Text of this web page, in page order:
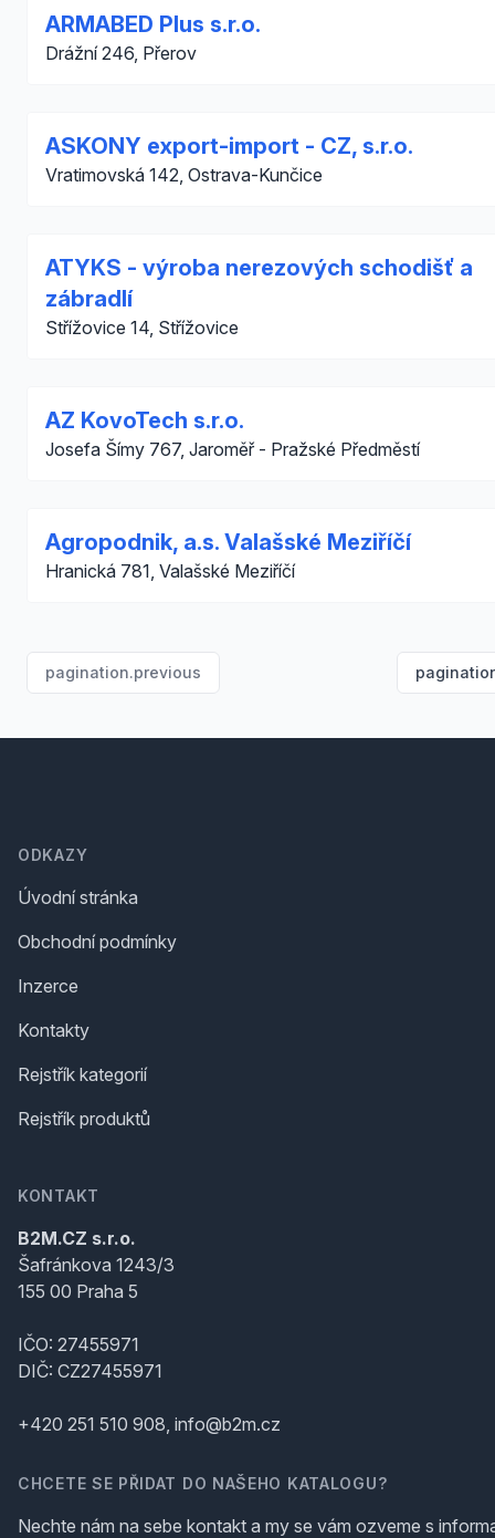
ARMABED Plus s.r.o.
Drážní 246, Přerov
ASKONY export-import - CZ, s.r.o.
Vratimovská 142, Ostrava-Kunčice
ATYKS - výroba nerezových schodišť a
zábradlí
Střížovice 14, Střížovice
AZ KovoTech s.r.o.
Josefa Šímy 767, Jaroměř - Pražské Předměstí
Agropodnik, a.s. Valašské Meziříčí
Hranická 781, Valašské Meziříčí
pagination.previous
ODKAZY
Úvodní stránka
Obchodní podmínky
Inzerce
Kontakty
Rejstřík kategorií
Rejstřík produktů
KONTAKT
B2M.CZ s.r.o.
Šafránkova 1243/3
155 00 Praha 5
IČO: 27455971
DIČ: CZ27455971
+420 251 510 908, info@b2m.cz
CHCETE SE PŘIDAT DO NAŠEHO KATALOGU?
Nechte nám na sebe kontakt a my se vám ozveme s